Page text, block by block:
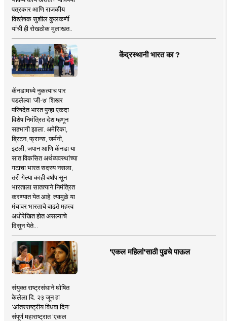
पत्रकार आणि राजकीय
विश्लेषक सुशील कुलकर्णी
यांची ही रोखठोक मुलाखत..
केंद्रस्थानी भारत का ?
कॅनडामध्ये नुकत्याच पार
पडलेल्या 'जी-७' शिखर
परिषदेत भारत पुन्हा एकदा
विशेष निमंत्रित देश म्हणून
सहभागी झाला. अमेरिका,
ब्रिटन, फ्रान्स, जर्मनी,
इटली, जपान आणि कॅनडा या
सात विकसित अर्थव्यवस्थांच्या
गटाचा भारत सदस्य नसला,
तरी गेल्या काही वर्षांपासून
भारताला सातत्याने निमंत्रित
करण्यात येत आहे. त्यामुळे या
मंचावर भारताचे वाढते महत्त्व
अधोरेखित होत असल्याचे
दिसून येते...
'एकल महिलां'साठी पुढचे पाऊल
संयुक्त राष्ट्रसंघाने घोषित
केलेला दि. २३ जून हा
'आंतरराष्ट्रीय विधवा दिन'
संपूर्ण महाराष्ट्रात 'एकल